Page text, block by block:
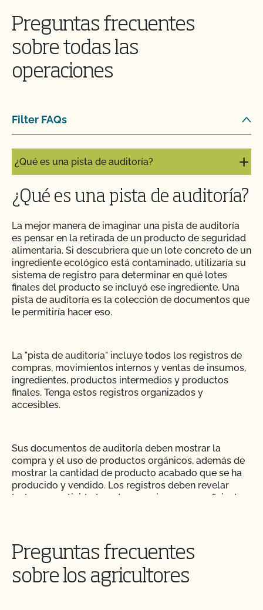
Preguntas frecuentes
sobre todas las
operaciones
Filter FAQs
¿Qué pasa si pago mi factura pero no completo el
contrato de renovación o viceversa?
¿Qué ocurre si estoy certificado por otra agencia
¿Qué es una pista de auditoría?
¿Qué es una pista de auditoría?
La mejor manera de imaginar una pista de auditoría
es pensar en la retirada de un producto de seguridad
alimentaria. Si descubriera que un lote concreto de un
ingrediente ecológico está contaminado, utilizaría su
sistema de registro para determinar en qué lotes
finales del producto se incluyó ese ingrediente. Una
pista de auditoría es la colección de documentos que
le permitiría hacer eso.
La "pista de auditoría" incluye todos los registros de
compras, movimientos internos y ventas de insumos,
ingredientes, productos intermedios y productos
finales. Tenga estos registros organizados y
accesibles.
Sus documentos de auditoría deben mostrar la
compra y el uso de productos orgánicos, además de
mostrar la cantidad de producto acabado que se ha
producido y vendido. Los registros deben revelar
todas sus actividades y transacciones con suficiente
Los registros deben estar disponibles in situ durante
el horario laboral normal para que los agentes
estatales y certificadores autorizados puedan verificar
Preguntas frecuentes
sobre los agricultores